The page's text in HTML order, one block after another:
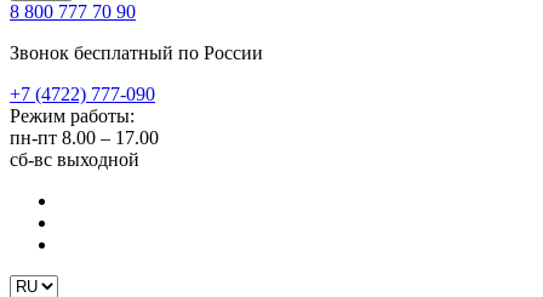
8 800 777 70 90
Звонок бесплатный по России
+7 (4722) 777-090
Режим работы:
пн-пт 8.00 – 17.00
сб-вс выходной